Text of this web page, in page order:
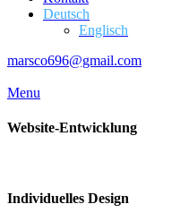
Deutsch
Englisch
marsco696@gmail.com
Menu
Website-Entwicklung
Individuelles Design